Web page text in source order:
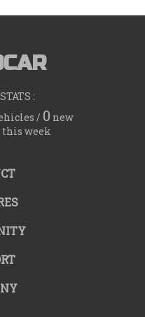
:
/ 0 new
this week